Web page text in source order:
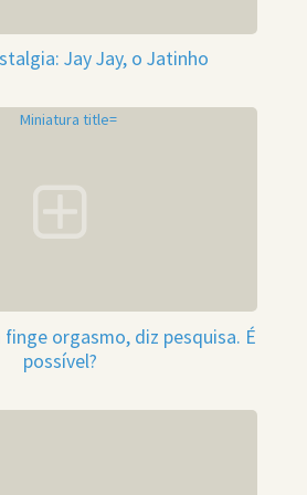
Jay Jay, o Jatinho
orgasmo, diz pesquisa. É
possível?